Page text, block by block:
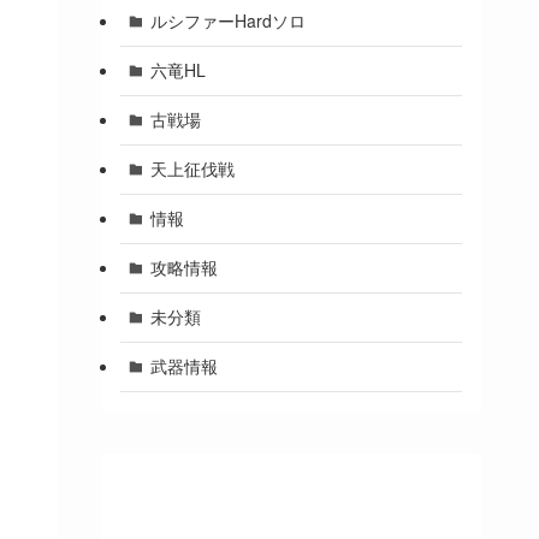
ルシファーHardソロ
六竜HL
古戦場
天上征伐戦
情報
攻略情報
未分類
武器情報